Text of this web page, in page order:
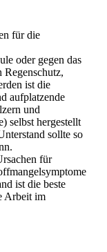
für die
oder gegen das
ist die
aufplatzende
und
selbst hergestellt
sollte so
für
ist die beste
Arbeit im